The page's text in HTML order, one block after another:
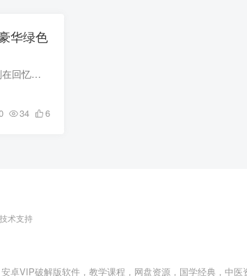
华绿色
提起千千静听 TTPlayer，是无数老网友刻在回忆里的本地音乐神器，由大神郑南岭独立开发，当年干净无广告、轻量化、插件自由拓展，碾压一众在线播放器。 今天给大家整理多版本整合修复典藏版，告...
34 6
术支持
安卓VIP破解版软件 ，教学课程，网盘资源，国学经典，中